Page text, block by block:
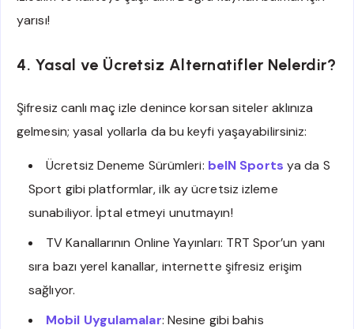
yarısı!
4. Yasal ve Ücretsiz Alternatifler Nelerdir?
Şifresiz canlı maç izle denince korsan siteler aklınıza
gelmesin; yasal yollarla da bu keyfi yaşayabilirsiniz:
Ücretsiz Deneme Sürümleri: beIN Sports ya da S
Sport gibi platformlar, ilk ay ücretsiz izleme
sunabiliyor. İptal etmeyi unutmayın!
TV Kanallarının Online Yayınları: TRT Spor’un yanı
sıra bazı yerel kanallar, internette şifresiz erişim
sağlıyor.
Mobil Uygulamalar: Nesine gibi bahis